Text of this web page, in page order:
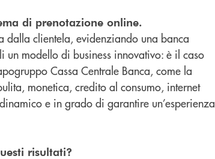
di prenotazione online.
dalla clientela, evidenziando una banca
modello di business innovativo: è il caso
Cassa Centrale Banca, come la
monetica, credito al consumo, internet
e in grado di garantire un’esperienza
risultati?